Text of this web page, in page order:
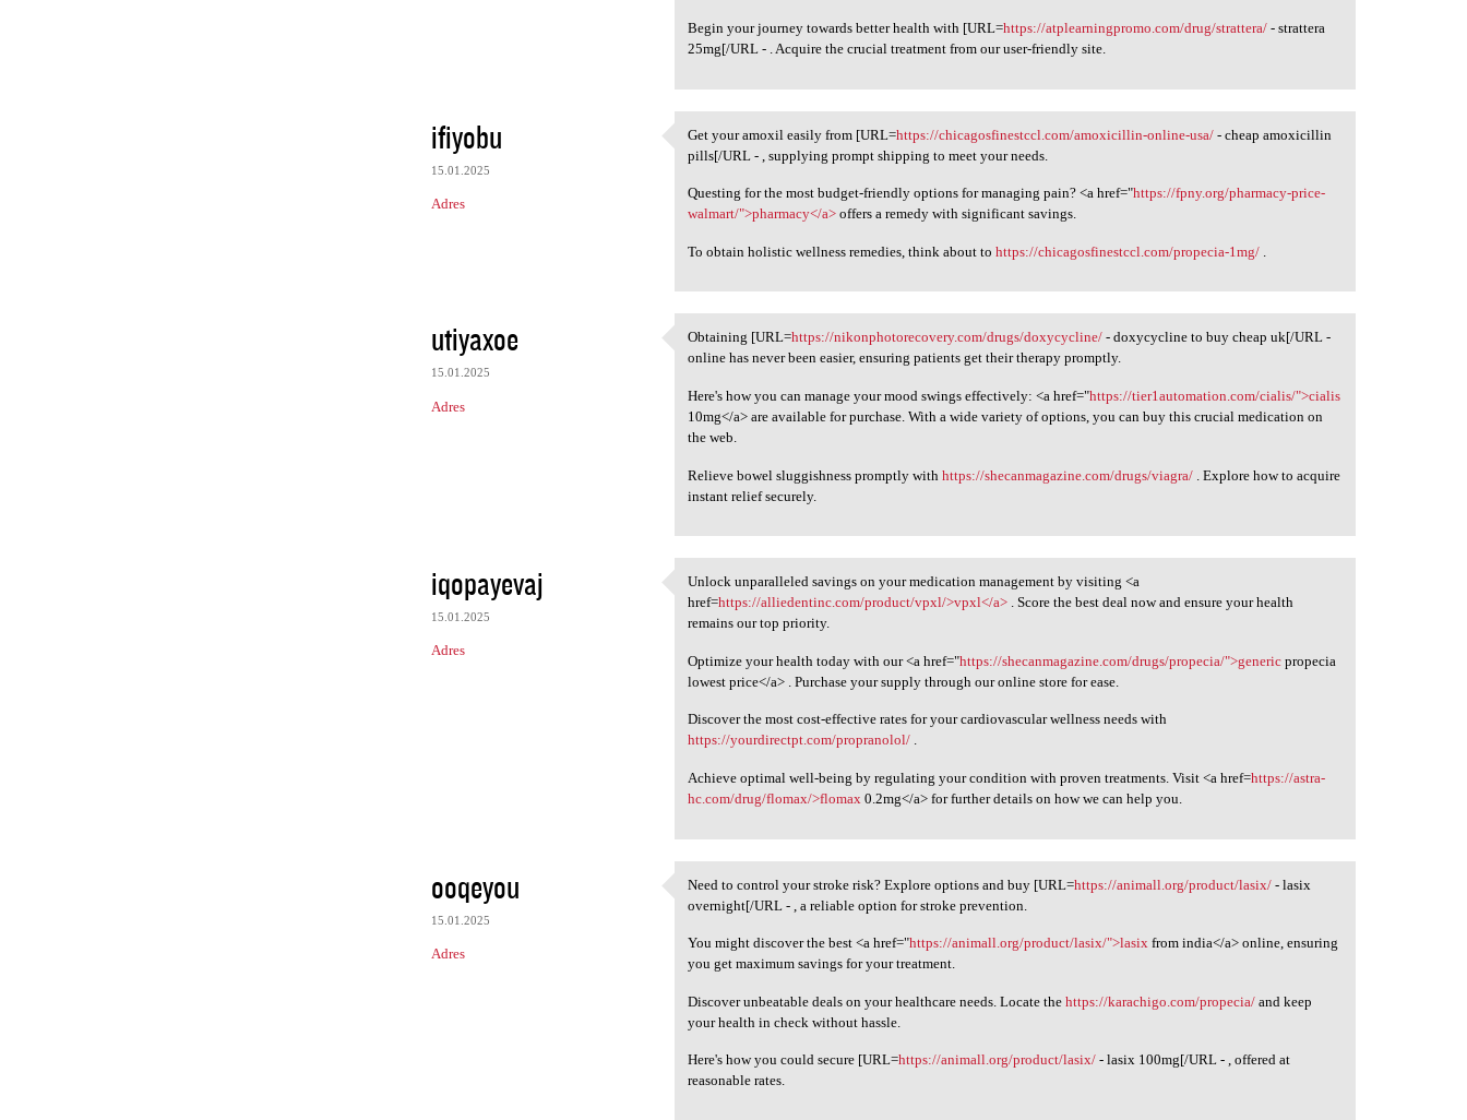
Begin your journey towards better health with [URL=https://atplearningpromo.com/drug/strattera/ - strattera
25mg[/URL - . Acquire the crucial treatment from our user-friendly site.
ifiyobu
15.01.2025
Adres
Get your amoxil easily from
Get your amoxil easily from [URL=https://chicagosfinestccl.com/amoxicillin-online-usa/ - cheap amoxicillin
pills[/URL - , supplying prompt shipping to meet your needs.
Questing for the most budget-friendly options for managing pain? <a href="https://fpny.org/pharmacy-price-
walmart/">pharmacy</a> offers a remedy with significant savings.
To obtain holistic wellness remedies, think about tohttps://chicagosfinestccl.com/propecia-1mg/
utiyaxoe
15.01.2025
Adres
Obtaining [URL=https:/
Obtaining [URL=https://nikonphotorecovery.com/drugs/doxycycline/ - doxycycline to buy cheap uk[/URL -
online has never been easier, ensuring patients get their therapy promptly.
Here's how you can manage your mood swings effectively: <a href="https://tier1automation.com/cialis/">cialis
10mg</a> are available for purchase. With a wide variety of options, you can buy this crucial medication on
the web.
Relieve bowel sluggishness promptly withhttps://shecanmagazine.com/drugs/viagra/ . Explore how to acquire
instant relief securely.
iqopayevaj
15.01.2025
Adres
Unlock unparalleled savings
Unlock unparalleled savings on your medication management by visiting <a
href=https://alliedentinc.com/product/vpxl/>vpxl</a> . Score the best deal now and ensure your health
remains our top priority.
Optimize your health today with our <a href="https://shecanmagazine.com/drugs/propecia/">generic propecia
lowest price</a> . Purchase your supply through our online store for ease.
Discover the most cost-effective rates for your cardiovascular wellness needs with
https://yourdirectpt.com/propranolol/ .
Achieve optimal well-being by regulating your condition with proven treatments. Visit <a href=https://astra-
hc.com/drug/flomax/>flomax 0.2mg</a> for further details on how we can help you.
ooqeyou
15.01.2025
Adres
Need to control your stroke
Need to control your stroke risk? Explore options and buy [URL=https://animall.org/product/lasix/ - lasix
overnight[/URL - , a reliable option for stroke prevention.
You might discover the best <a href="https://animall.org/product/lasix/">lasix from india</a> online, ensuring
you get maximum savings for your treatment.
Discover unbeatable deals on your healthcare needs. Locate thehttps://karachigo.com/propecia/ and keep
your health in check without hassle.
Here's how you could secure [URL=https://animall.org/product/lasix/ - lasix 100mg[/URL - , offered at
reasonable rates.